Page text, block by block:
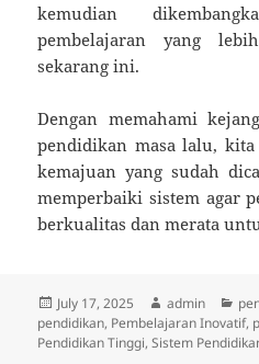
kemudian
pembelajaran yang
sekarang ini.
Dengan memahami
pendidikan masa lalu,
kemajuan yang sudah
memperbaiki sistem agar
berkualitas dan merata
Posted
on
July 17, 2025 Author
admin
pendidikan, Pembelajaran Inovatif,
Pendidikan Tinggi,Sistem